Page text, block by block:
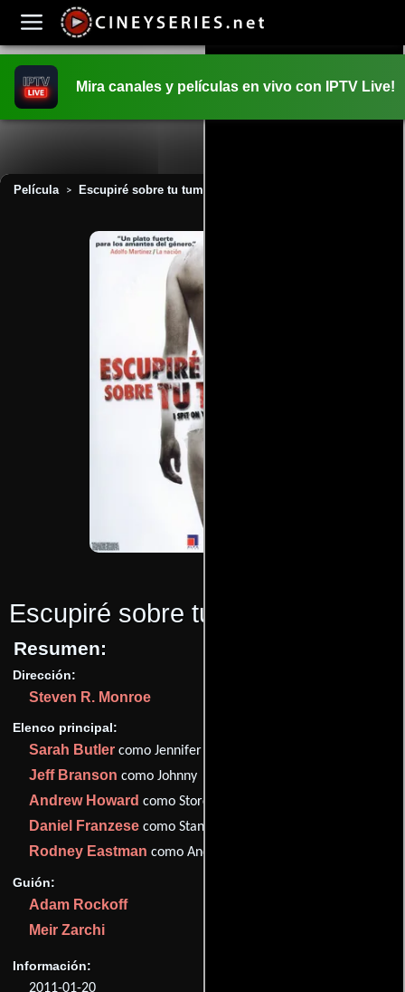
Mira canales y películas en vivo con IPTV Live!
Película > Escupiré sobre tu tumba (2011)
Escupiré sobre tu tumba
Resumen:
Dirección:
Steven R. Monroe
Elenco principal:
Sarah Butler como Jennifer
Jeff Branson como Johnny
Andrew Howard como Storch
Daniel Franzese como Stanley
Rodney Eastman como Andy
Guión:
Adam Rockoff
Meir Zarchi
Información:
2011-01-20